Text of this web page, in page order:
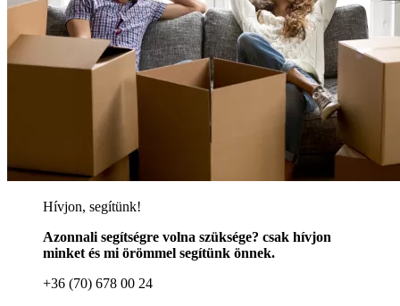
Hívjon, segítünk!
Azonnali segítségre volna szüksége? csak hívjon
minket és mi örömmel segítünk önnek.
+36 (70) 678 00 24